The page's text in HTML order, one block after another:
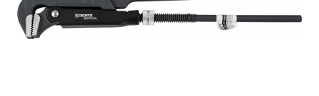
Уцененный товар
О нас
Забыли пароль?